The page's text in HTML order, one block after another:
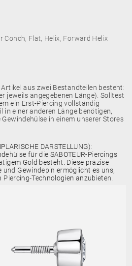
Conch, Flat, Helix, Forward Helix
aus zwei Bestandteilen besteht:
jeweils angegebenen Länge). Solltest
ein Erst-Piercing vollständig
in einer anderen Länge benötigen,
in einem unserer Stores
DARSTELLUNG):
für die SABOTEUR-Piercings
Gold besteht. Diese präzise
und Gewindepin ermöglicht es uns,
Technologien anzubieten.